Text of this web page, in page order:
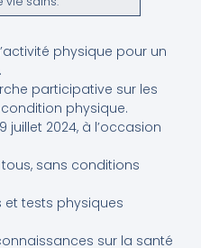
physique pour un
participative sur les
physique.
juillet 2024, à l’occasion
sans conditions
et tests physiques
sur la santé